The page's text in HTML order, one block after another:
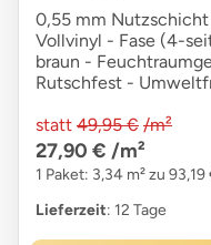
0,55 mm
Vollvinyl - Fase (4-
braun -
Rutschfest -
statt 49,95 € /m²
27,90 € /m²
1 Paket: 3,34 m² zu 93,19
Lieferzeit: 12 Tage